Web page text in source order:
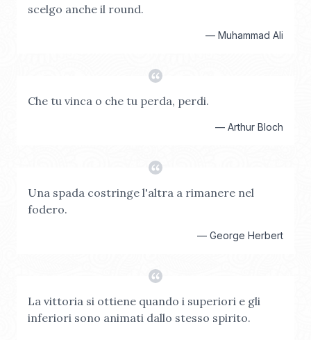
scelgo anche il round.
— Muhammad Ali
Che tu vinca o che tu perda, perdi.
— Arthur Bloch
Una spada costringe l'altra a rimanere nel
fodero.
— George Herbert
La vittoria si ottiene quando i superiori e gli
inferiori sono animati dallo stesso spirito.